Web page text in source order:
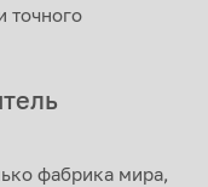
точного
фабрика мира,